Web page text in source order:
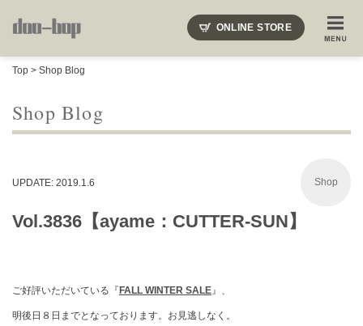
ONLINE STORE
Top > Shop Blog
Shop Blog
UPDATE: 2019.1.6 Shop
Vol.3836【ayame：CUTTER-SUN】
ご好評いただいている『 FALL WINTER SALE』、
明後日８日までとなっております。お見逃しなく。